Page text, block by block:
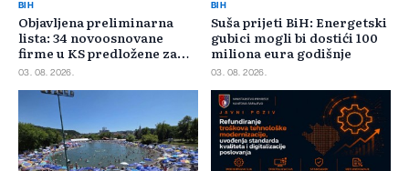
BIH
Objavljena preliminarna
lista: 34 novoosnovane
firme u KS predložene za
400.000 KM poticaja
03. 08. 2026.
BIH
Suša prijeti BiH: Energetski
gubici mogli bi dostići 100
miliona eura godišnje
03. 08. 2026.